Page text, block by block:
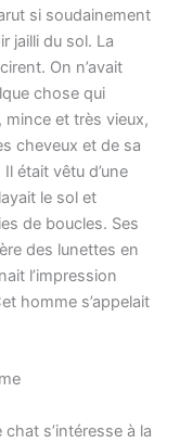
si soudainement
jailli du sol. La
On n’avait
chose qui
et très vieux,
cheveux et de sa
était vêtu d’une
le sol et
de boucles. Ses
des lunettes en
l’impression
homme s’appelait
s’intéresse à la